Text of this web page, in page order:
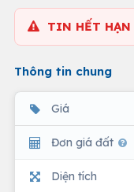
TIN HẾT HẠN
Thông tin chung
Giá
Đơn giá đất
Diện tích